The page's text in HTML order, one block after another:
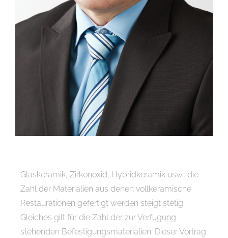
Glaskeramik, Zirkonoxid, Hybridkeramik usw.. die
Zahl der Materialien aus denen vollkeramische
Restaurationen gefertigt werden steigt stetig.
Gleiches gilt für die Zahl der zur Verfügung
stehenden Befestigungsmaterialien. Dieser Vortrag